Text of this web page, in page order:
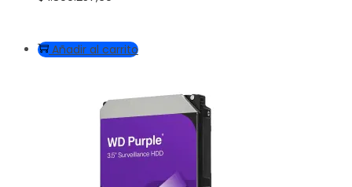
Añadir al carrito